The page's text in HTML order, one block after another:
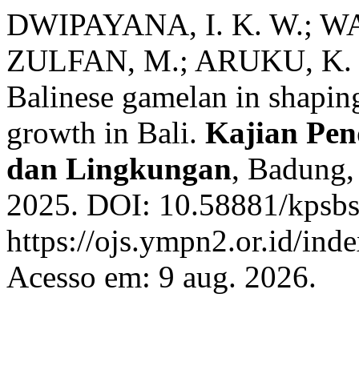
DWIPAYANA, I. K. W.;
ZULFAN, M.; ARUKU, K.
Balinese gamelan in
growth in Bali. Kajian
dan Lingkungan,
2025. DOI: 10.58881/
https://ojs.ympn2.or.id/
Acesso em: 9 aug. 2026.